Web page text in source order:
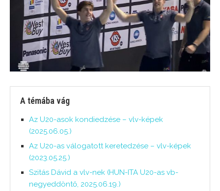
A témába vág
Az U20-asok kondiedzése – vlv-képek
(2025.06.05.)
Az U20-as válogatott keretedzése – vlv-képek
(2023.05.25.)
Szitás Dávid a vlv-nek (HUN-ITA U20-as vb-
negyeddöntő, 2025.06.19.)